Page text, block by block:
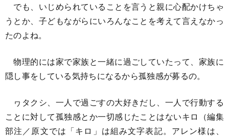
でも、いじめられていることを言うと親に心配かけちゃ
うとか、子どもながらにいろんなことを考えて言えなかっ
たのよね。
物理的には家で家族と一緒に過ごしていたって、家族に
隠し事をしている気持ちになるから孤独感が募るの。
ヮタクシ、一人で過ごすの大好きだし、一人で行動する
ことに対して孤独感とか一切感じたことはないキロ（編集
部注／原文では「キロ」は組み文字表記。アレン様は、